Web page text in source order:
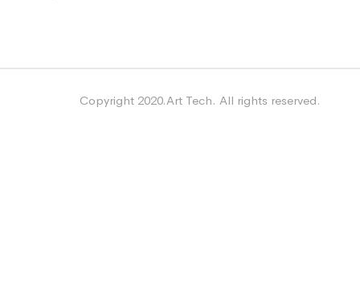
Copyright 2020.Art Tech. All rights reserved.